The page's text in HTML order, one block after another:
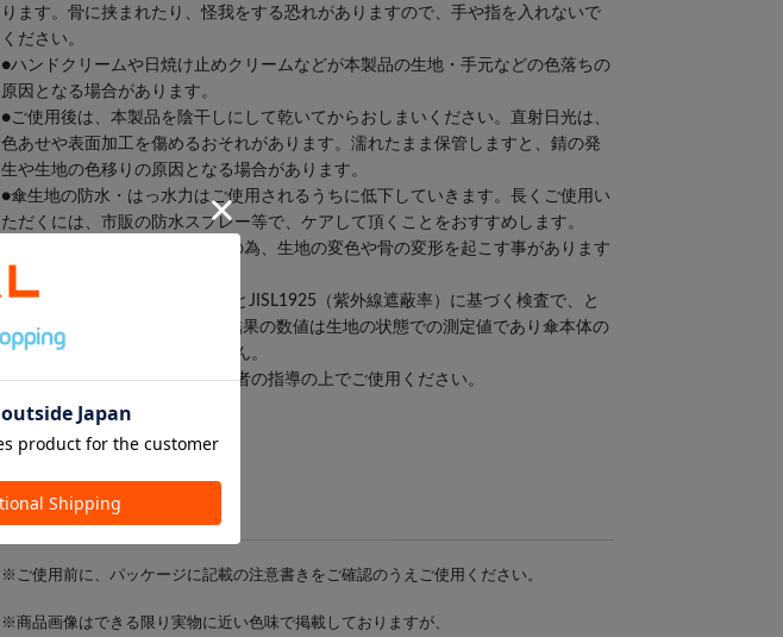
ります。骨に挟まれたり、怪我をする恐れがありますので、手や指を入れないで
ください。
●ハンドクリームや日焼け止めクリームなどが本製品の生地・手元などの色落ちの
原因となる場合があります。
●ご使用後は、本製品を陰干しにして乾いてからおしまいください。直射日光は、
色あせや表面加工を傷めるおそれがあります。濡れたまま保管しますと、錆の発
生や生地の色移りの原因となる場合があります。
●傘生地の防水・はっ水力はご使用されるうちに低下していきます。長くご使用い
ただくには、市販の防水スプレー等で、ケアして頂くことをおすすめします。
●車の中に放置すると高温多湿の為、生地の変色や骨の変形を起こす事があります
●当製品はJISL1055A法(遮光率)とJISL1925（紫外線遮蔽率）に基づく検査で、と
もに100%が確認されましたが結果の数値は生地の状態での測定値であり傘本体の
性能を示す数値ではございません。
※お子様がお使いの際には保護者の指導の上でご使用ください。
/UV対策/日焼け対策/紫外線対策/日傘/
※ご使用前に、パッケージに記載の注意書きをご確認のうえご使用ください。
※商品画像はできる限り実物に近い色味で掲載しておりますが、